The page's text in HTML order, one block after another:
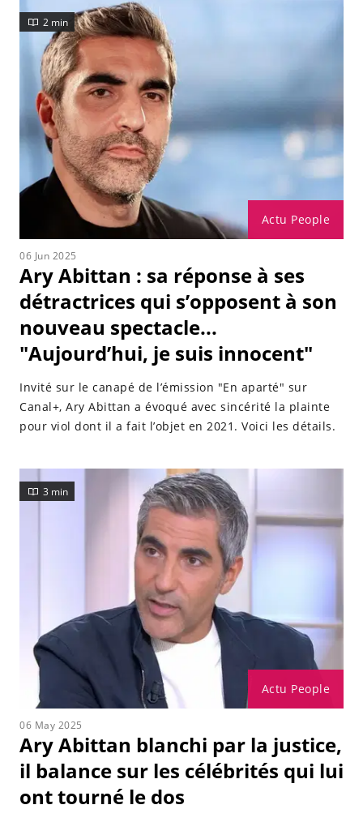
Actu People
2 min
06 Jun 2025
Ary Abittan : sa réponse à ses
détractrices qui s’opposent à son
nouveau spectacle...
"Aujourd’hui, je suis innocent"
Invité sur le canapé de l’émission "En aparté" sur
Canal+, Ary Abittan a évoqué avec sincérité la plainte
pour viol dont il a fait l’objet en 2021. Voici les détails.
Actu People
3 min
06 May 2025
Ary Abittan blanchi par la justice,
il balance sur les célébrités qui lui
ont tourné le dos